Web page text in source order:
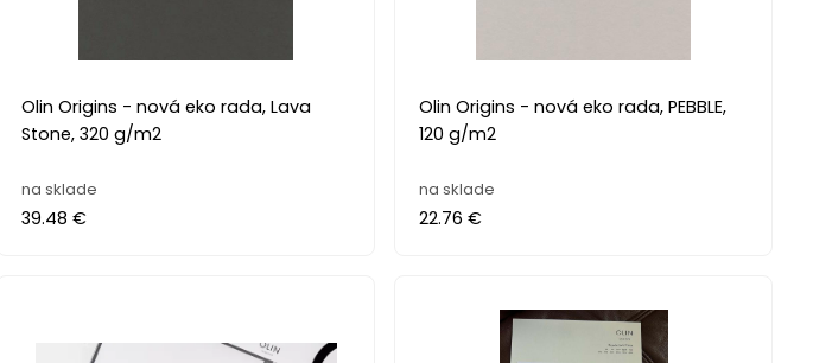
Olin Origins - nová eko rada, Lava
Stone, 320 g/m2
na sklade
39.48 €
Olin Origins - nová eko rada, PEBBLE,
120 g/m2
na sklade
22.76 €